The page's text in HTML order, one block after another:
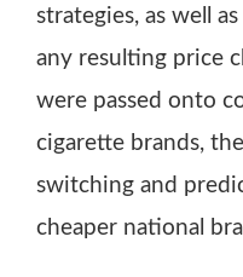
strategies, as well
any resulting price
were passed onto
cigarette brands,
switching and
cheaper national